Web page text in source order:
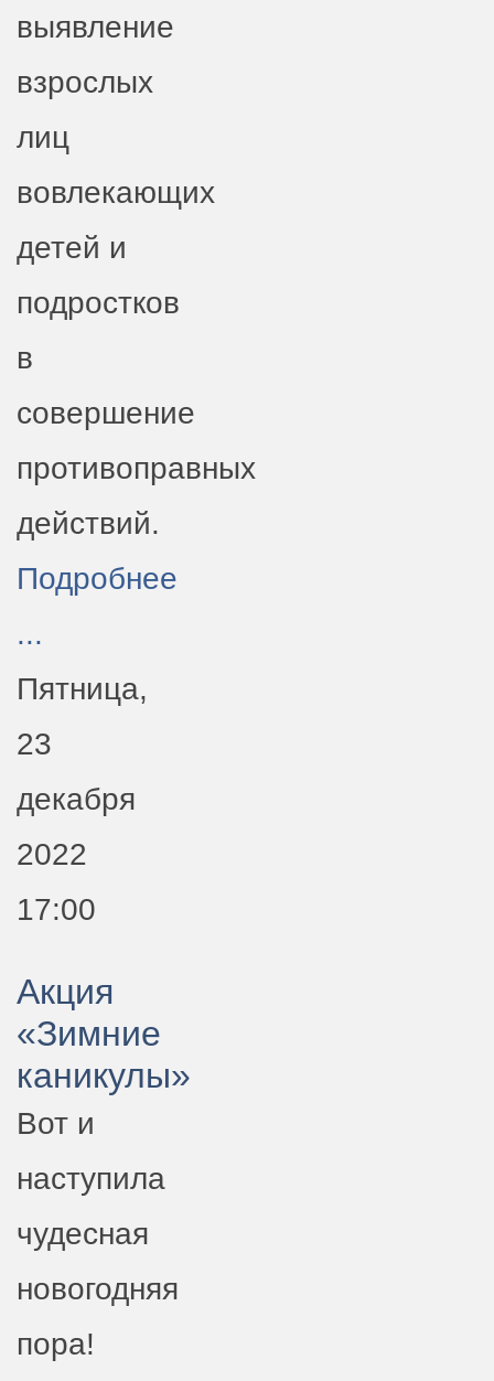
выявление
взрослых
лиц
вовлекающих
детей и
подростков
в
совершение
противоправных
действий.
Подробнее
...
Пятница,
23
декабря
2022
17:00
Акция
«Зимние
каникулы»
Вот и
наступила
чудесная
новогодняя
пора!